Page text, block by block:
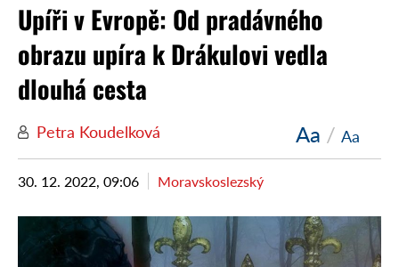
Upíři v Evropě: Od pradávného
obrazu upíra k Drákulovi vedla
dlouhá cesta
Petra Koudelková Aa / Aa
30. 12. 2022, 09:06 Moravskoslezský